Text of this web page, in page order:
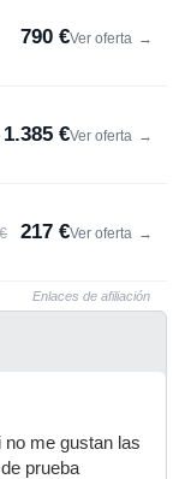
790 €Ver oferta →
1.385 €Ver oferta →
217 €Ver oferta →
Enlaces de afiliación
no me gustan las
prueba